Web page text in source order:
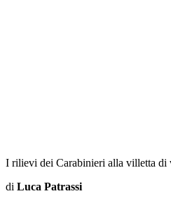
I rilievi dei Carabinieri alla villetta di
di Luca Patrassi